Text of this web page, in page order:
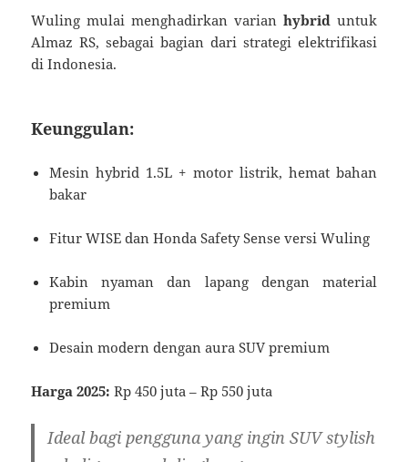
Wuling mulai menghadirkan varian hybriduntuk
Almaz RS, sebagai bagian dari strategi elektrifikasi
di Indonesia.
Keunggulan:
Mesin hybrid 1.5L + motor listrik, hemat bahan
bakar
Fitur WISE dan Honda Safety Sense versi Wuling
Kabin nyaman dan lapang dengan material
premium
Desain modern dengan aura SUV premium
Harga 2025: Rp 450 juta – Rp 550 juta
Ideal bagi pengguna yang ingin SUV stylish